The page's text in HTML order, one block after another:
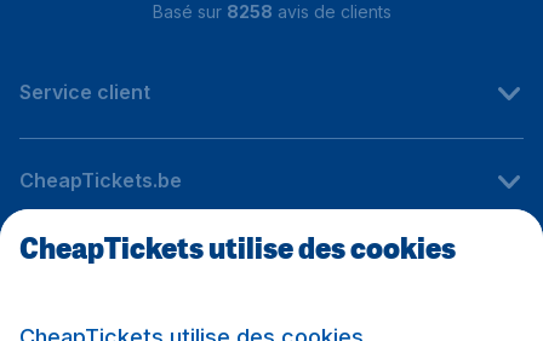
Basé sur 8258 avis de clients
Service client
CheapTickets.be
Sites internationaux
CheapTickets utilise des cookies